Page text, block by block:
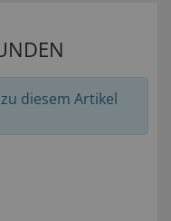
diesem Artikel